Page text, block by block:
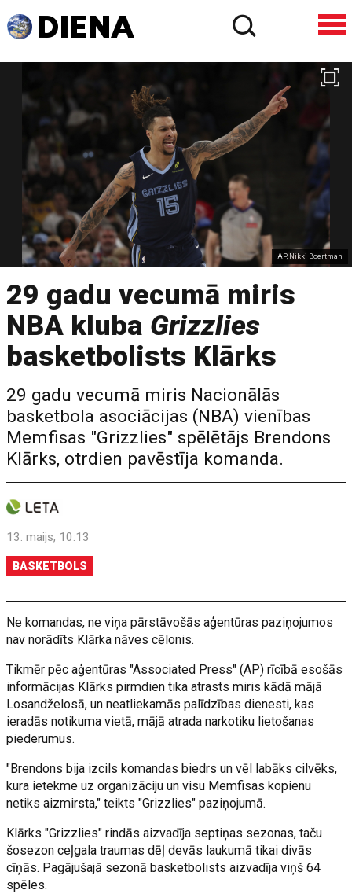
AP, Nikki Boertman
29 gadu vecumā miris
NBA kluba Grizzlies
basketbolists Klārks
29 gadu vecumā miris Nacionālās
basketbola asociācijas (NBA) vienības
Memfisas "Grizzlies" spēlētājs Brendons
Klārks, otrdien pavēstīja komanda.
13. maijs, 10:13
BASKETBOLS
Ne komandas, ne viņa pārstāvošās aģentūras paziņojumos
nav norādīts Klārka nāves cēlonis.
Tikmēr pēc aģentūras "Associated Press" (AP) rīcībā esošās
informācijas Klārks pirmdien tika atrasts miris kādā mājā
Losandželosā, un neatliekamās palīdzības dienesti, kas
ieradās notikuma vietā, mājā atrada narkotiku lietošanas
piederumus.
"Brendons bija izcils komandas biedrs un vēl labāks cilvēks,
kura ietekme uz organizāciju un visu Memfisas kopienu
netiks aizmirsta," teikts "Grizzlies" paziņojumā.
Klārks "Grizzlies" rindās aizvadīja septiņas sezonas, taču
šosezon ceļgala traumas dēļ devās laukumā tikai divās
cīņās. Pagājušajā sezonā basketbolists aizvadīja viņš 64
spēles.